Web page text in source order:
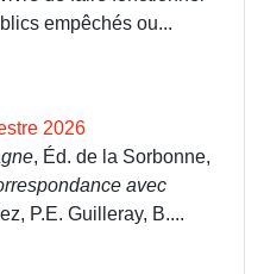
empêchés ou...
2026
, Éd. de la Sorbonne,
avec
P.E. Guilleray, B....